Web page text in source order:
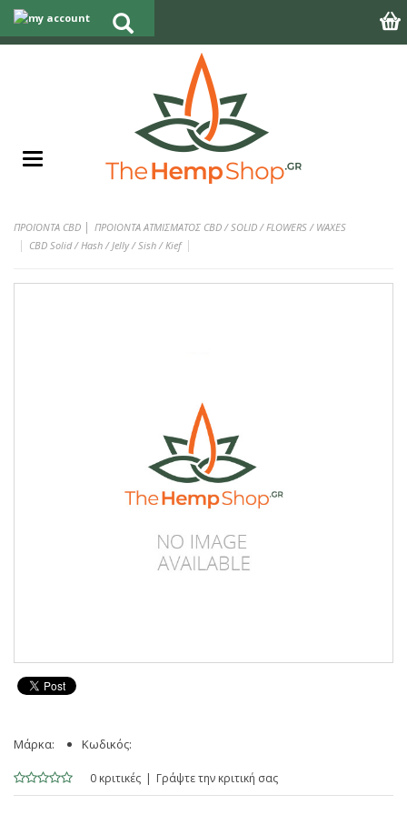
ΠΡΟΪΟΝΤΑ CBD | ΠΡΟΙΟΝΤΑ ΑΤΜΙΣΜΑΤΟΣ CBD / SOLID / FLOWERS / WAXES
CBD Solid / Hash / Jelly / Sish / Kief
Μάρκα: Κωδικός:
0 κριτικές Γράψτε την κριτική σας